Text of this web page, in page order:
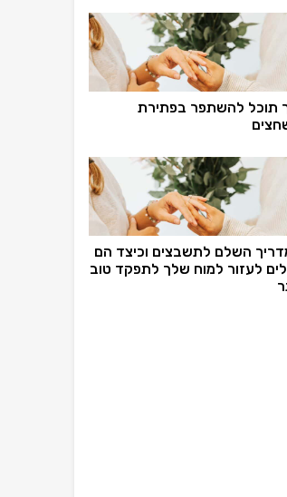
תוכל להשתפר בפתירת
השלם לתשבצים וכיצד הם
לעזור למוח שלך לתפקד טוב